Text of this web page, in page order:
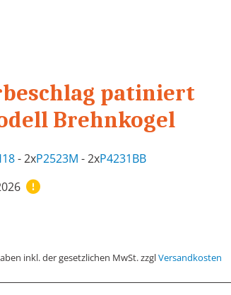
patiniert
Brehnkogel
- 2xP2523M - 2xP4231BB
inkl. der gesetzlichen MwSt. zzglVersandkosten